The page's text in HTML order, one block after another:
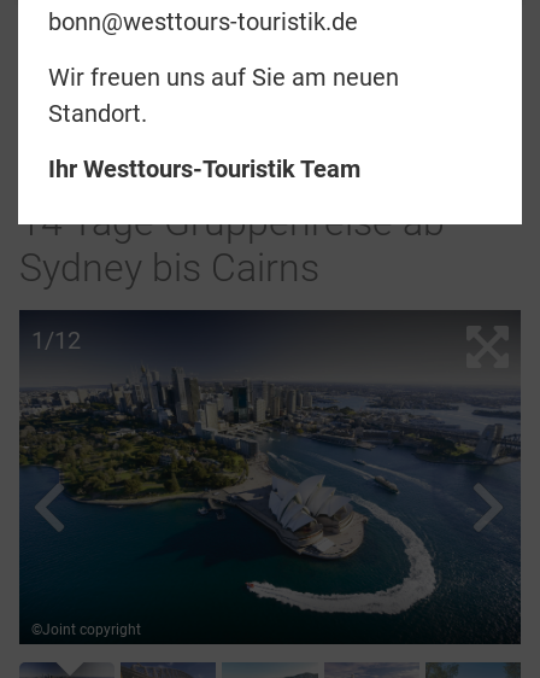
Die Ostküste
Australiens
14 Tage Gruppenreise ab
Sydney bis Cairns
1/12
©Joint copyright
bonn@westtours-touristik.de
Wir freuen uns auf Sie am neuen
Standort.
Ihr Westtours-Touristik Team